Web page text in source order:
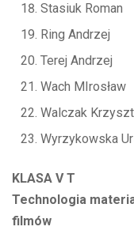
Stasiuk Roman
Ring Andrzej
Terej Andrzej
Wach MIrosław
Walczak
Wyrzykowska
KLASA V T
Technologia
filmów